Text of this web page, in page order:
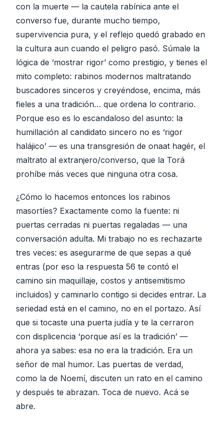
con la muerte — la cautela rabínica ante el
converso fue, durante mucho tiempo,
supervivencia pura, y el reflejo quedó grabado en
la cultura aun cuando el peligro pasó. Súmale la
lógica de ‘mostrar rigor’ como prestigio, y tienes el
mito completo: rabinos modernos maltratando
buscadores sinceros y creyéndose, encima, más
fieles a una tradición… que ordena lo contrario.
Porque eso es lo escandaloso del asunto: la
humillación al candidato sincero no es ‘rigor
halájico’ — es una transgresión de onaat hagér, el
maltrato al extranjero/converso, que la Torá
prohíbe más veces que ninguna otra cosa.
¿Cómo lo hacemos entonces los rabinos
masortíes? Exactamente como la fuente: ni
puertas cerradas ni puertas regaladas — una
conversación adulta. Mi trabajo no es rechazarte
tres veces: es asegurarme de que sepas a qué
entras (por eso la respuesta 56 te contó el
camino sin maquillaje, costos y antisemitismo
incluidos) y caminarlo contigo si decides entrar. La
seriedad está en el camino, no en el portazo. Así
que si tocaste una puerta judía y te la cerraron
con displicencia ‘porque así es la tradición’ —
ahora ya sabes: esa no era la tradición. Era un
señor de mal humor. Las puertas de verdad,
como la de Noemí, discuten un rato en el camino
y después te abrazan. Toca de nuevo. Acá se
abre.